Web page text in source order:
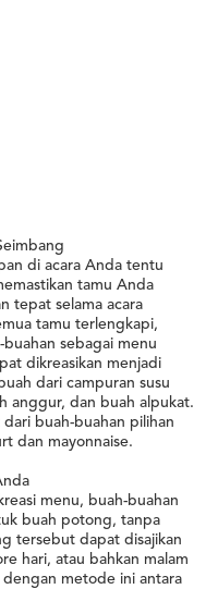
di acara Anda tentu
tamu Anda
tepat selama acara
tamu terlengkapi,
sebagai menu
dikreasikan menjadi
dari campuran susu
anggur, dan buah alpukat.
buah-buahan pilihan
dan mayonnaise.
menu, buah-buahan
buah potong, tanpa
tersebut dapat disajikan
hari, atau bahkan malam
dengan metode ini antara